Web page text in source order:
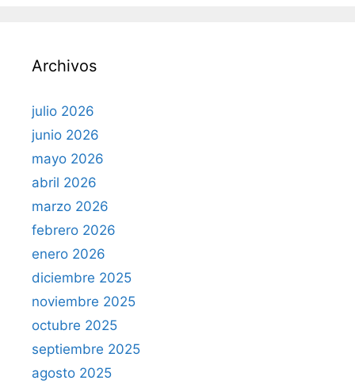
:
Archivos
julio 2026
junio 2026
mayo 2026
abril 2026
marzo 2026
febrero 2026
enero 2026
diciembre 2025
noviembre 2025
octubre 2025
septiembre 2025
agosto 2025